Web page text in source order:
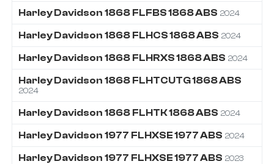
Harley Davidson 1868 FLFBS 1868 ABS 2024
Harley Davidson 1868 FLHCS 1868 ABS 2024
Harley Davidson 1868 FLHRXS 1868 ABS 2024
Harley Davidson 1868 FLHTCUTG 1868 ABS
2024
Harley Davidson 1868 FLHTK 1868 ABS 2024
Harley Davidson 1977 FLHXSE 1977 ABS 2024
Harley Davidson 1977 FLHXSE 1977 ABS 2023